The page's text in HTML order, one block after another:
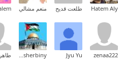
Hatem Aly طلعت قديح منعم مشالي
zenaa222
Jyu Yu
Shady Elsherbiny طاهر